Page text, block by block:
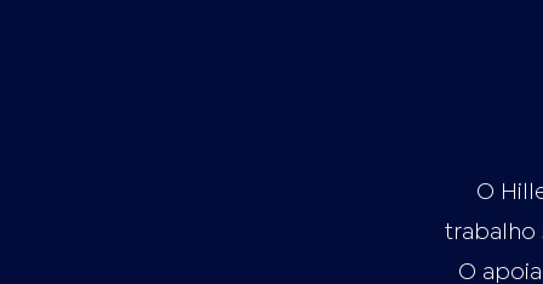
O
trabalho
O